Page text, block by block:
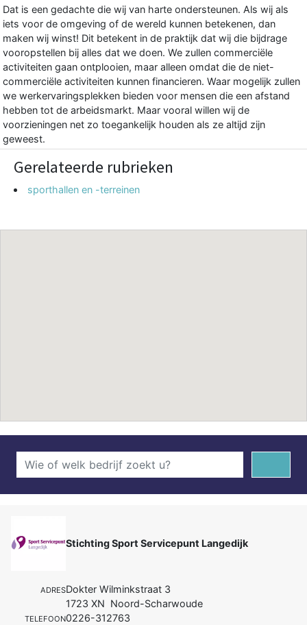
Dat is een gedachte die wij van harte ondersteunen. Als wij als
iets voor de omgeving of de wereld kunnen betekenen, dan
maken wij winst! Dit betekent in de praktijk dat wij die bijdrage
vooropstellen bij alles dat we doen. We zullen commerciële
activiteiten gaan ontplooien, maar alleen omdat die de niet-
commerciële activiteiten kunnen financieren. Waar mogelijk zullen
we werkervaringsplekken bieden voor mensen die een afstand
hebben tot de arbeidsmarkt. Maar vooral willen wij de
voorzieningen net zo toegankelijk houden als ze altijd zijn
geweest.
Gerelateerde rubrieken
sporthallen en -terreinen
Stichting Sport Servicepunt Langedijk
ADRESDokter Wilminkstraat 3
1723 XN Noord-Scharwoude
TELEFOON0226-312763